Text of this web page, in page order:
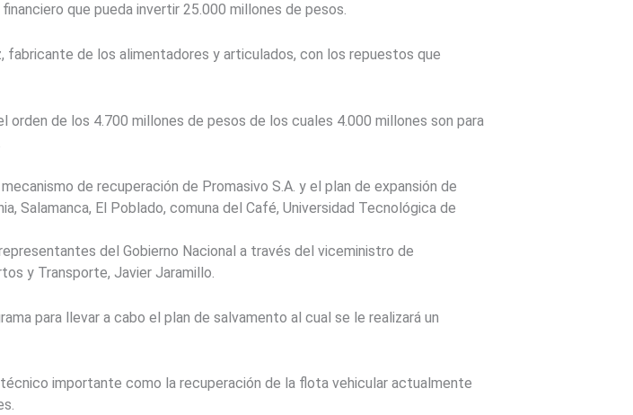
que pueda invertir 25.000 millones de pesos.
de los alimentadores y articulados, con los repuestos que
de los 4.700 millones de pesos de los cuales 4.000 millones son para
de recuperación de Promasivo S.A. y el plan de expansión de
Salamanca, El Poblado, comuna del Café, Universidad Tecnológica de
del Gobierno Nacional a través del viceministro de
y Transporte, Javier Jaramillo.
para llevar a cabo el plan de salvamento al cual se le realizará un
importante como la recuperación de la flota vehicular actualmente